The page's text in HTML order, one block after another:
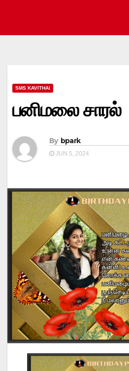
SMS KAVITHAI
பனிமலை சாரல்
By bpark
JUN 5, 2024